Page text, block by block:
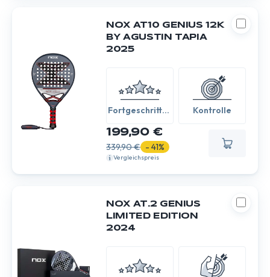
NOX AT10 GENIUS 12K
BY AGUSTIN TAPIA
2025
Fortgeschritten
Kontrolle
199,90 €
339,90 € - 41%
Vergleichspreis
NOX AT.2 GENIUS
LIMITED EDITION
2024